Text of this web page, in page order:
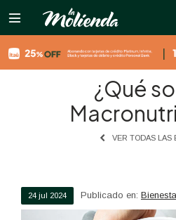

¿Qué
VER TODAS LAS
24 jul 2024 Publicado en: